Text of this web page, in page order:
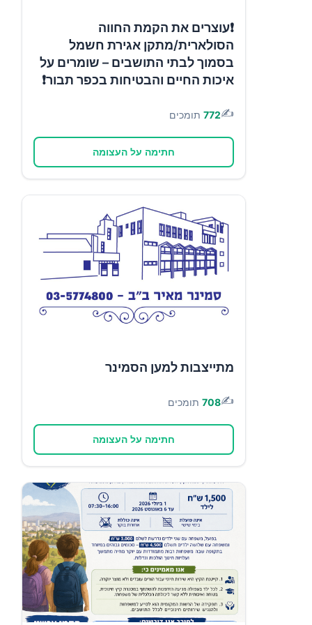
❗עוצרים את הקמת החווה
הסולארית/מתקן אגירת חשמל
בסמוך לבתי התושבים – שומרים על
איכות החיים והבטיחות בכפר תבור❗
✍️
772 תומכים
חתימה על העצומה
מתייצבות למען הסמינר
✍️
708 תומכים
חתימה על העצומה